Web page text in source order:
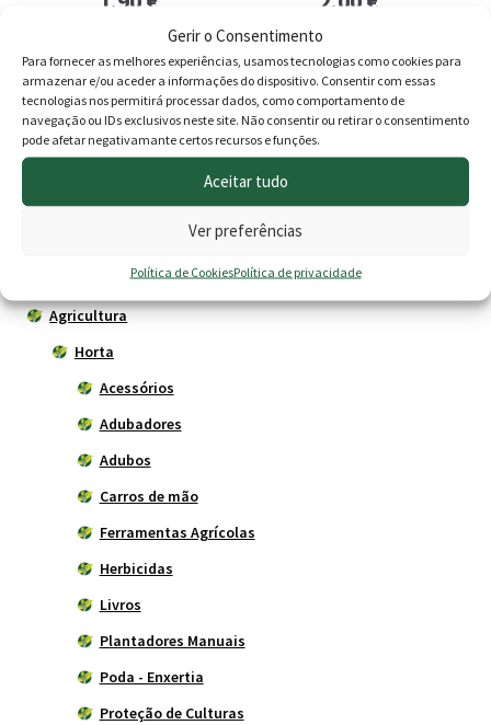
Gerir o Consentimento
Para fornecer as melhores experiências, usamos tecnologias como cookies para
armazenar e/ou aceder a informações do dispositivo. Consentir com essas
tecnologias nos permitirá processar dados, como comportamento de
navegação ou IDs exclusivos neste site. Não consentir ou retirar o consentimento
pode afetar negativamante certos recursos e funções.
Aceitar tudo
Ver preferências
Política de CookiesPolítica de privacidade
Adicionar
A mostrar 1–16 de 24 resultados
Agricultura
Horta
Acessórios
Adubadores
Adubos
Carros de mão
Ferramentas Agrícolas
Herbicidas
Livros
Plantadores Manuais
Poda - Enxertia
Proteção de Culturas